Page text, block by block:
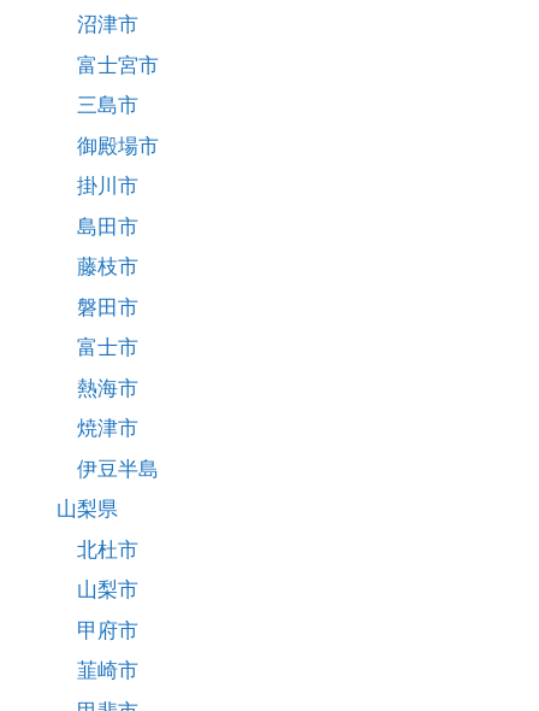
沼津市
富士宮市
三島市
御殿場市
掛川市
島田市
藤枝市
磐田市
富士市
熱海市
焼津市
伊豆半島
山梨県
北杜市
山梨市
甲府市
韮崎市